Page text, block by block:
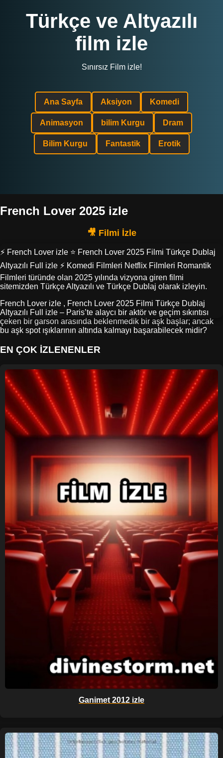
Türkçe ve Altyazılı
film izle
Sınırsız Film izle!
Ana Sayfa Aksiyon Komedi
Animasyon bilim Kurgu Dram
Bilim Kurgu Fantastik Erotik
French Lover 2025 izle
⚡ French Lover izle ⭐ French Lover 2025 Filmi Türkçe Dublaj
Altyazılı Full izle ⚡ Komedi Filmleri Netflix Filmleri Romantik
Filmleri türünde olan 2025 yılında vizyona giren filmi
sitemizden Türkçe Altyazılı ve Türkçe Dublaj olarak izleyin.
French Lover izle , French Lover 2025 Filmi Türkçe Dublaj
Altyazılı Full izle – Paris’te alaycı bir aktör ve geçim sıkıntısı
çeken bir garson arasında beklenmedik bir aşk başlar; ancak
bu aşk spot ışıklarının altında kalmayı başarabilecek midir?
EN ÇOK İZLENENLER
Ganimet 2012 izle